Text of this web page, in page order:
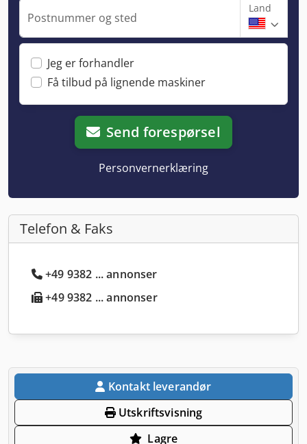
Postnummer og sted
Land
Jeg er forhandler
Få tilbud på lignende maskiner
Send forespørsel
Personvernerklæring
Telefon & Faks
+49 9382 ... annonser
+49 9382 ... annonser
Kontakt leverandør
Utskriftsvisning
Lagre